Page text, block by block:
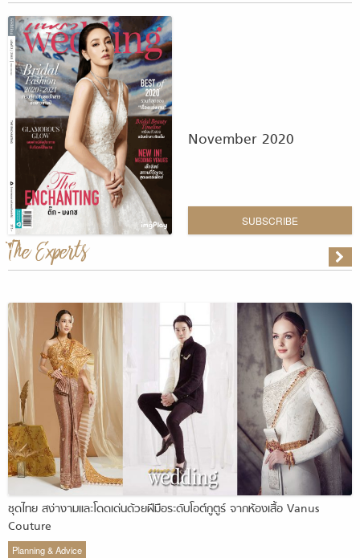
November 2020
SUBSCRIBE
The Experts
ชุดไทย สง่างามและโดดเด่นด้วยฝีมือระดับโอต์กูตูร์ จากห้องเสื้อ Vanus
Couture
Planning & Advice